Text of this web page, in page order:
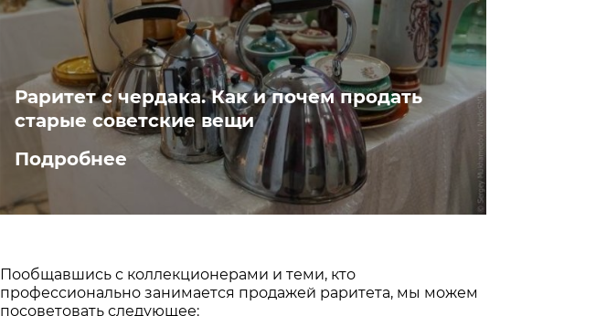
Раритет с чердака. Как и почем продать
старые советские вещи
Подробнее
Пообщавшись с коллекционерами и теми, кто
профессионально занимается продажей раритета, мы можем
посоветовать следующее: